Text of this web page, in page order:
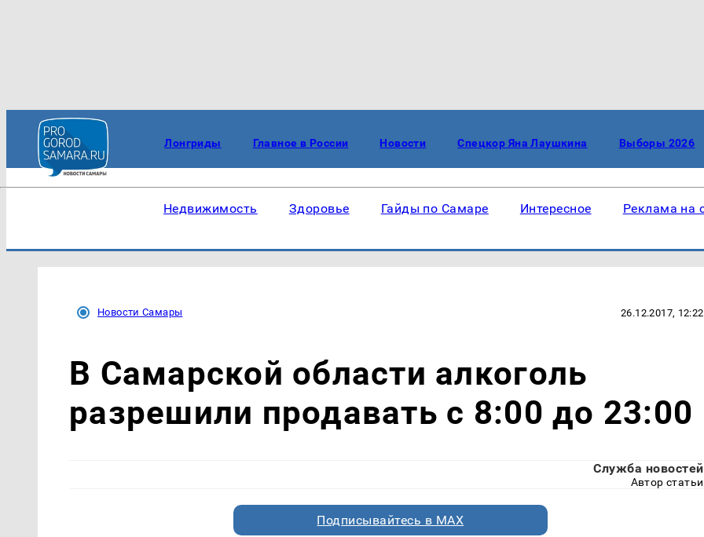
Лонгриды Главное в России Новости Спецкор Яна Лаушкина Выборы 2026
Недвижимость Здоровье Гайды по Самаре Интересное Реклама на
Новости Самары 26.12.2017, 12:22
В Самарской области алкоголь
разрешили продавать с 8:00 до 23:00
Служба новостей
Автор статьи
Подписывайтесь в MAX